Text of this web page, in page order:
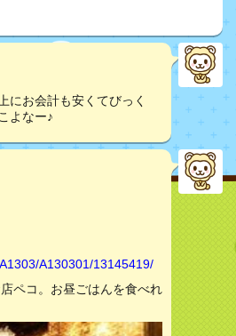
にお会計も安くてびっく
よなー♪
A130301/13145419/
ペコ。お昼ごはんを食べれ